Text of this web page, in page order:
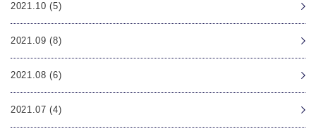
2021.10 (5)
2021.09 (8)
2021.08 (6)
2021.07 (4)